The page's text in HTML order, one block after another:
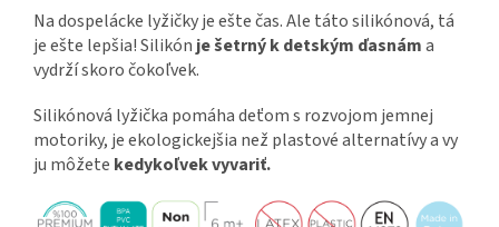
Na dospelácke lyžičky je ešte čas. Ale táto silikónová, tá
je ešte lepšia! Silikón je šetrný k detským ďasnáma
vydrží skoro čokoľvek.
Silikónová lyžička pomáha deťom s rozvojom jemnej
motoriky, je ekologickejšia než plastové alternatívy a vy
ju môžete kedykoľvek vyvariť.